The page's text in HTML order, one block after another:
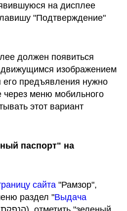
на дисплее
"Подтверждение"
должен появиться
изображением
его предъявления нужно
через меню мобильного
этот вариант
паспорт" на
сайта "Рамзор",
раздел "Выдача